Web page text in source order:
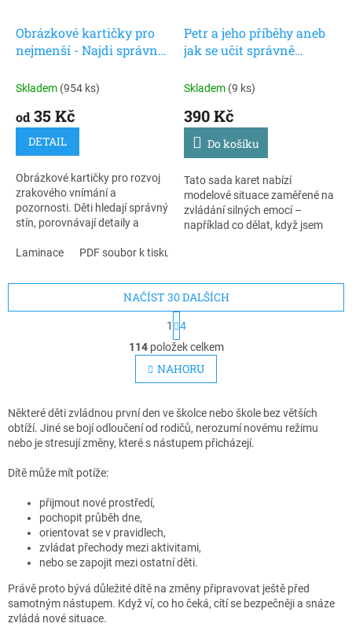
Obrázkové kartičky pro
nejmenší - Najdi správný
Skladem (954 ks)
od 35 Kč
DETAIL
Obrázkové kartičky pro rozvoj
zrakového vnímání a
pozornosti. Děti hledají správný
stín, porovnávají detaily a
myšlení i schopnost
Laminace PDF soubor k tisku
Petr a jeho příběhy aneb
jak se učit správně
Skladem (9 ks)
390 Kč
Do košíku
Tato sada karet nabízí
modelové situace zaměřené na
zvládání silných emocí –
například co dělat, když jsem
postava Petr, školák v
červeném tričku, který děti
provází jednotlivými scénkami.
Karty slouží k nácviku
společensky vhodných reakcí a
pomáhají dětem lépe
porozumět vlastním emocím i
O
v
l
á
a
c
í
ý
p
s
u
NAČÍST 30 DALŠÍCH
S
t
r
á
n
k
v
á
n
í
1
4
114položek celkem
NAHORU
Některé děti zvládnou první den ve školce nebo škole bez větších
obtíží. Jiné se bojí odloučení od rodičů, nerozumí novému režimu
nebo je stresují změny, které s nástupem přicházejí.
Dítě může mít potíže:
přijmout nové prostředí,
pochopit průběh dne,
orientovat se v pravidlech,
zvládat přechody mezi aktivitami,
nebo se zapojit mezi ostatní děti.
Právě proto bývá důležité dítě na změny připravovat ještě před
samotným nástupem. Když ví, co ho čeká, cítí se bezpečněji a snáze
zvládá nové situace.